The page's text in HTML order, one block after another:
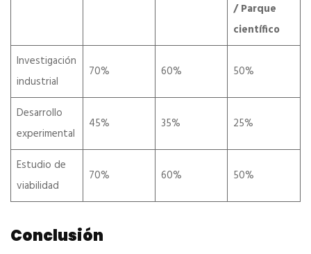
/ Parque
científico
Investigación
industrial
70% 60% 50%
Desarrollo
experimental
45% 35% 25%
Estudio de
viabilidad
70% 60% 50%
Conclusión